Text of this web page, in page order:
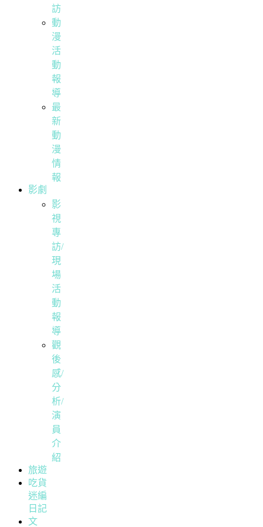
訪
動
漫
活
動
報
導
最
新
動
漫
情
報
影劇
影
視
專
訪/
現
場
活
動
報
導
觀
後
感/
分
析/
演
員
介
紹
旅遊
吃貨
迷編
日記
文